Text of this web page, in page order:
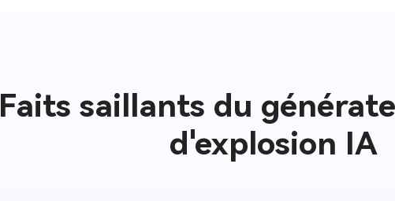
Faits saillants du
d'explosion IA